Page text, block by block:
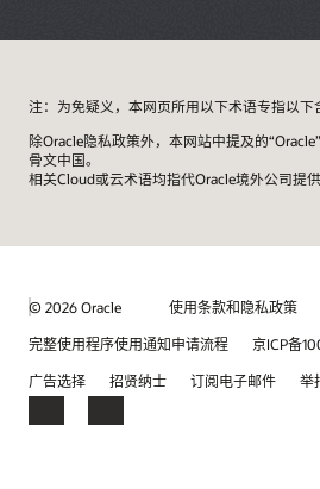
注：为免疑义，本网页所用以下术语专指以下
除Oracle隐私政策外，本网站中提及的
骨文中国。
相关Cloud或云术语均指代Oracle境外公司提
© 2026 Oracle 使用条款和隐私政策
完整使用程序使用通知申请流程
京ICP备
广告选择
招贤纳士 订阅电子邮件 举